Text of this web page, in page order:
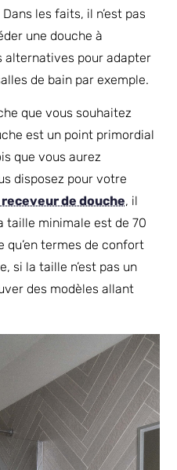
les faits, il n’est pas
une douche à
alternatives pour adapter
de bain par exemple.
que vous souhaitez
est un point primordial
que vous aurez
disposez pour votre
de douche, il
taille minimale est de 70
termes de confort
si la taille n’est pas un
des modèles allant